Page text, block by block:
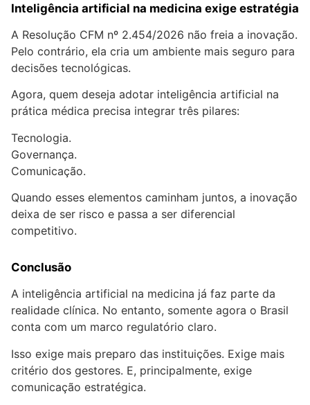
Inteligência artificial na medicina exige estratégia
A Resolução CFM nº 2.454/2026 não freia a inovação.
Pelo contrário, ela cria um ambiente mais seguro para
decisões tecnológicas.
Agora, quem deseja adotar inteligência artificial na
prática médica precisa integrar três pilares:
Tecnologia.
Governança.
Comunicação.
Quando esses elementos caminham juntos, a inovação
deixa de ser risco e passa a ser diferencial
competitivo.
Conclusão
A inteligência artificial na medicina já faz parte da
realidade clínica. No entanto, somente agora o Brasil
conta com um marco regulatório claro.
Isso exige mais preparo das instituições. Exige mais
critério dos gestores. E, principalmente, exige
comunicação estratégica.